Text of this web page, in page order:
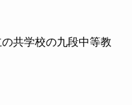
共学校の九段中等教